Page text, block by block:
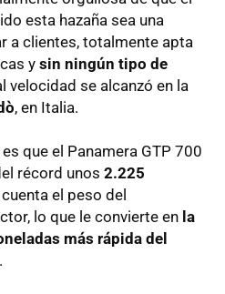
esta hazaña sea una
a clientes, totalmente apta
y sin ningún tipo de
velocidad se alcanzó en la
, en Italia.
que el Panamera GTP 700
récord unos 2.225
el peso del
lo que le convierte en la
más rápida del